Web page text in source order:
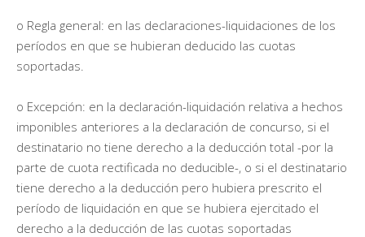
o Regla general: en las declaraciones-liquidaciones de los
períodos en que se hubieran deducido las cuotas
soportadas.
o Excepción: en la declaración-liquidación relativa a hechos
imponibles anteriores a la declaración de concurso, si el
destinatario no tiene derecho a la deducción total -por la
parte de cuota rectificada no deducible-, o si el destinatario
tiene derecho a la deducción pero hubiera prescrito el
período de liquidación en que se hubiera ejercitado el
derecho a la deducción de las cuotas soportadas